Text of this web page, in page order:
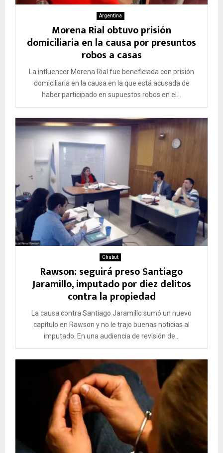
Argentina
Morena Rial obtuvo prisión
domiciliaria en la causa por presuntos
robos a casas
La influencer Morena Rial fue beneficiada con prisión
domiciliaria en la causa en la que está acusada de
haber participado en supuestos robos en el...
Chubut
Rawson: seguirá preso Santiago
Jaramillo, imputado por diez delitos
contra la propiedad
La causa contra Santiago Jaramillo sumó un nuevo
capítulo en Rawson y no le trajo buenas noticias al
imputado. En una audiencia de revisión de...